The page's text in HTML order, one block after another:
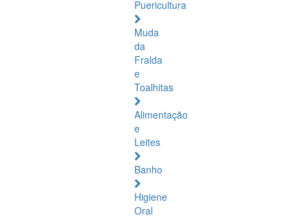
Puericultura
Muda
da
Fralda
e
Toalhitas
Alimentação
e
Leites
Banho
Higiene
Oral